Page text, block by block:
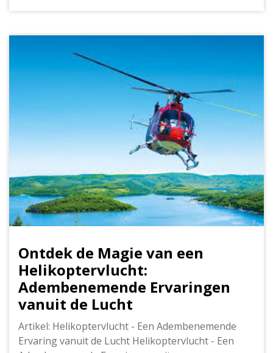
Ontdek de Magie van een
Helikoptervlucht:
Adembenemende Ervaringen
vanuit de Lucht
Artikel: Helikoptervlucht - Een Adembenemende
Ervaring vanuit de Lucht Helikoptervlucht - Een